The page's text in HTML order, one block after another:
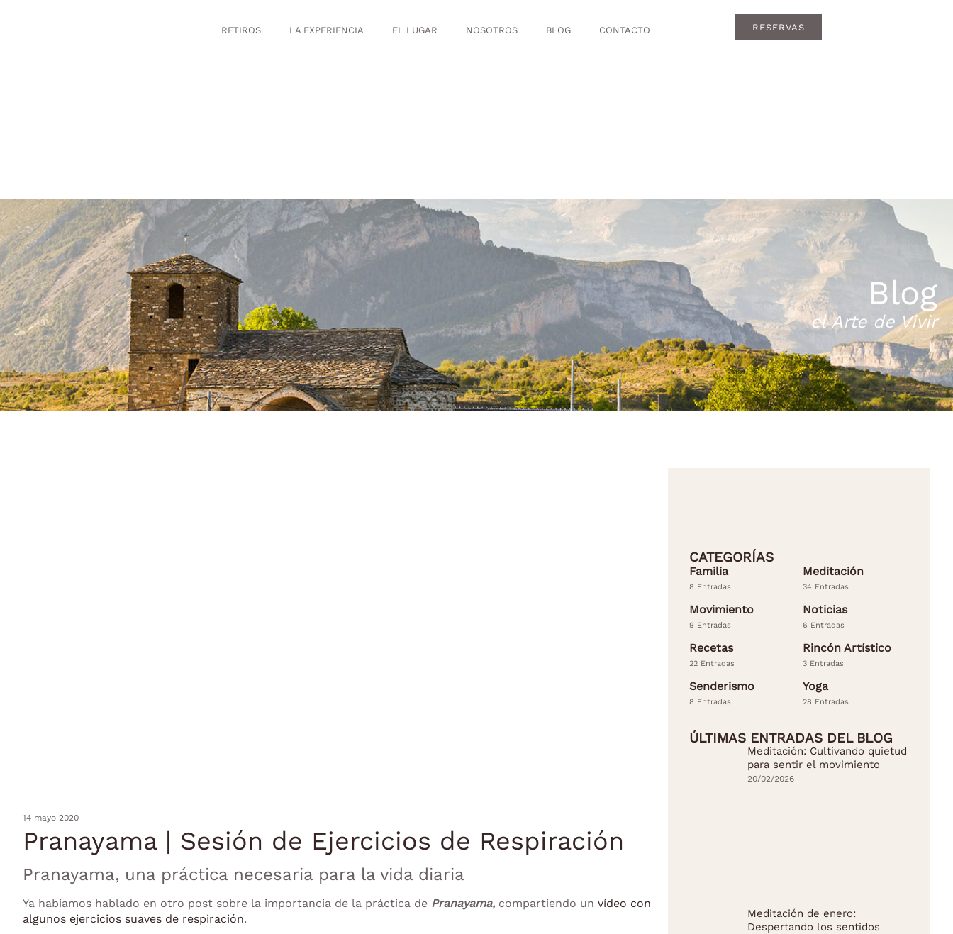
RETIROS LA EXPERIENCIA EL LUGAR NOSOTROS BLOG CONTACTO RESERVAS
Blog
el Arte de Vivir
14 mayo 2020
Pranayama | Sesión de Ejercicios de Respiración
Pranayama, una práctica necesaria para la vida diaria
Ya habíamos hablado en otro post sobre la importancia de la práctica de Pranayama, compartiendo un vídeo con
algunos ejercicios suaves de respiración.
CATEGORÍAS
Familia
8 Entradas
Meditación
34 Entradas
Movimiento
9 Entradas
Noticias
6 Entradas
Recetas
22 Entradas
Rincón Artístico
3 Entradas
Senderismo
8 Entradas
Yoga
28 Entradas
ÚLTIMAS ENTRADAS DEL BLOG
Meditación: Cultivando quietud
para sentir el movimiento
20/02/2026
Meditación de enero:
Despertando los sentidos